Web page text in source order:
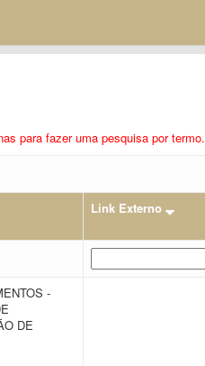
para fazer uma pesquisa por termo.
Link Externo
-
DE